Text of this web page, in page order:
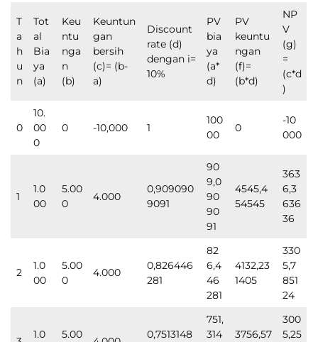
T
a
h
u
n
Tot
al
Bia
ya
(a)
Keu
ntu
nga
n
(b)
Keuntun
gan
bersih
(c)= (b-
a)
Discount
rate (d)
dengan i=
10%
PV
bia
ya
(a*
d)
PV
keuntu
ngan
(f)=
(b*d)
NP
V
(g)
=
(c*d
)
0
10.
00
0
0 -10,000 1
100
00
0
-10
000
1
1.0
00
5.00
0
4.000
0,909090
9091
90
9,0
90
90
91
4545,4
54545
363
6,3
636
36
2
1.0
00
5.00
0
4.000
0,826446
281
82
6,4
46
281
4132,23
1405
330
5,7
851
24
1.0 5.00 0,7513148
751,
314
3756,57
300
5,25